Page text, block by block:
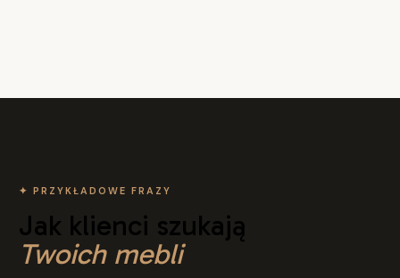
✦ PRZYKŁADOWE FRAZY
Jak klienci szukają
Twoich mebli